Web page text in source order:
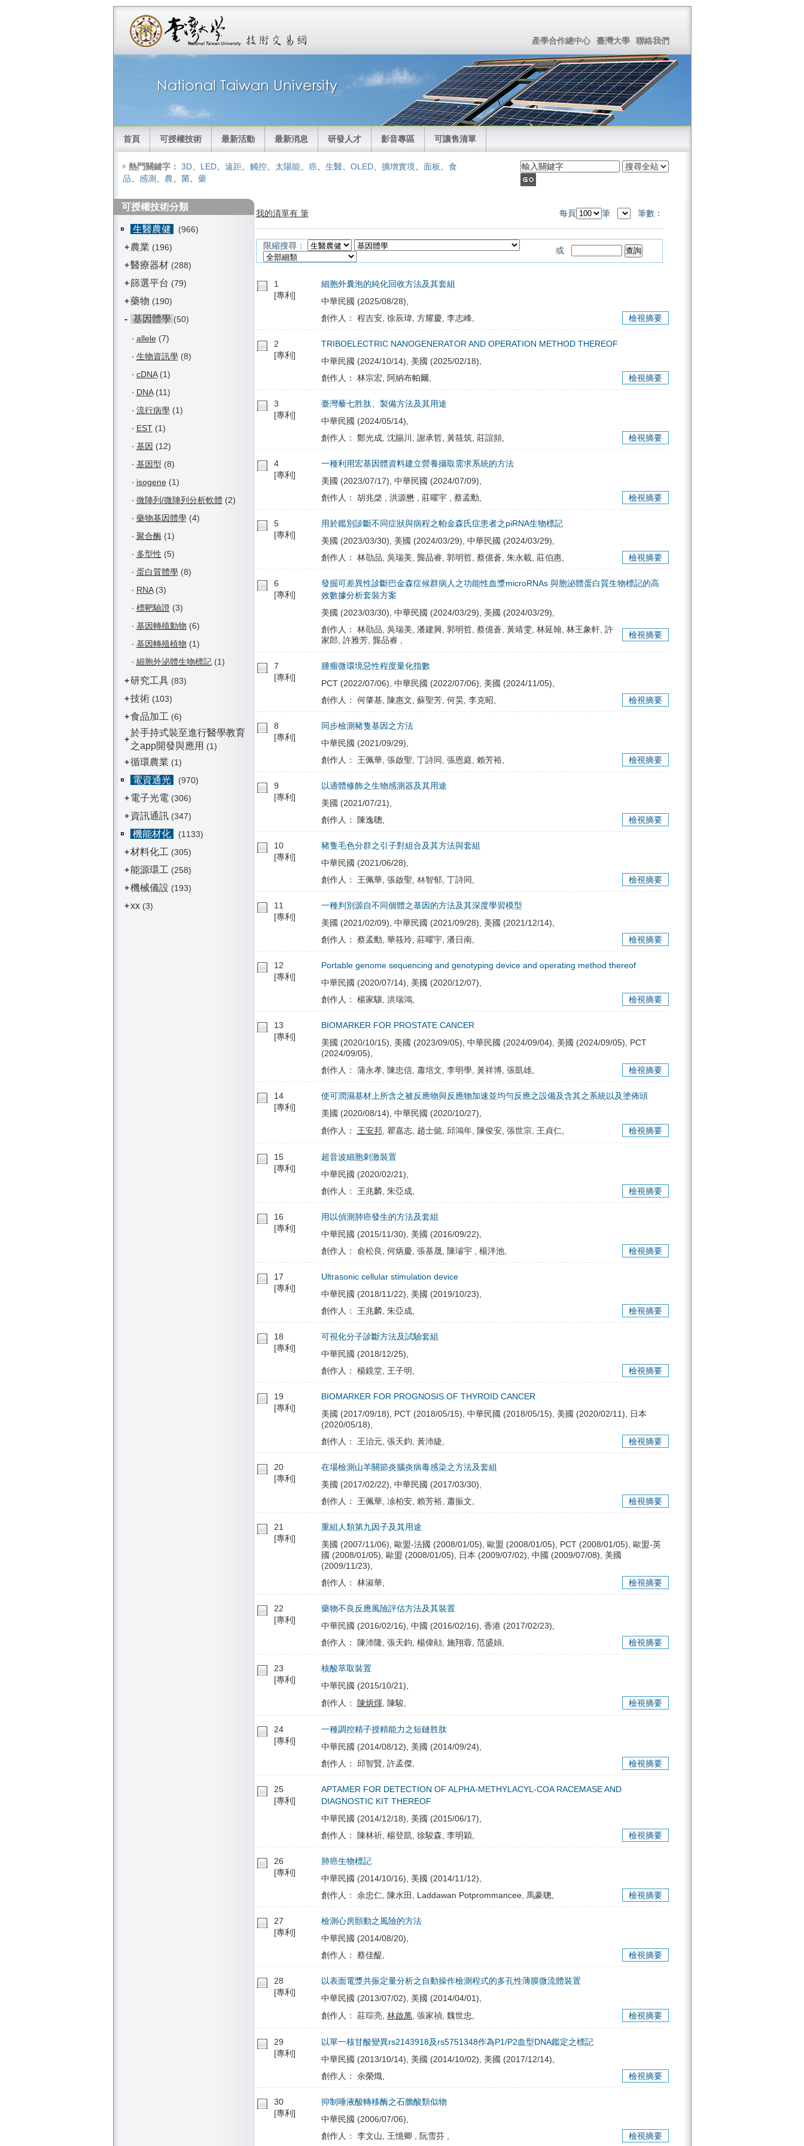
產學合作總中心 臺灣大學 聯絡我們
首頁 可授權技術 最新活動 最新消息 研發人才 影音專區 可讓售清單
熱門關鍵字： 3D、 LED、 遠距、 觸控、 太陽能、 癌、 生醫、 OLED、 擴增實境、 面板、 食
品、 感測 、 農、 菌、 藥
可授權技術分類
生醫農健
(966)
+ 農業 (196)
+醫療器材 (288)
+篩選平台 (79)
+藥物 (190)
- 基因體學 (50)
‧ allele(7)
‧ 生物資訊學(8)
‧ cDNA(1)
‧ DNA(11)
‧ 流行病學(1)
‧ EST(1)
‧ 基因 (12)
‧ 基因型 (8)
‧ isogene(1)
‧ 微陣列/微陣列分析軟體 (2)
‧ 藥物基因體學(4)
‧ 聚合酶(1)
‧ 多型性 (5)
‧ 蛋白質體學(8)
‧ RNA(3)
‧ 標靶驗證(3)
‧ 基因轉殖動物 (6)
‧ 基因轉殖植物 (1)
‧ 細胞外泌體生物標記(1)
+研究工具(83)
+技術(103)
+食品加工 (6)
+
於手持式裝至進行醫學教育
之app開發與應用 (1)
+循環農業 (1)
電資通光
(970)
+ 電子光電 (306)
+ 資訊通訊(347)
機能材化
(1133)
+材料化工 (305)
+能源環工 (258)
+機械儀設 (193)
+xx(3)
我的清單有 筆 每頁 筆 筆數：
限縮搜尋： 或
1
[專利]
細胞外囊泡的純化回收方法及其套組
中華民國 (2025/08/28),
創作人： 程吉安, 徐辰瑋, 方耀慶, 李志峰,
檢視摘要
2
[專利]
TRIBOELECTRIC NANOGENERATOR AND OPERATION METHOD THEREOF
中華民國 (2024/10/14), 美國 (2025/02/18),
創作人： 林宗宏, 阿納布帕爾,
檢視摘要
3
[專利]
臺灣藜七胜肽、製備方法及其用途
中華民國 (2024/05/14),
創作人： 鄭光成, 沈賜川, 謝承哲, 黃筱筑, 莊誼頻,
檢視摘要
4
[專利]
一種利用宏基因體資料建立營養攝取需求系統的方法
美國 (2023/07/17), 中華民國 (2024/07/09),
創作人： 胡兆棨 , 洪源懋 , 莊曜宇 , 蔡孟勳,
檢視摘要
5
[專利]
用於鑑別診斷不同症狀與病程之帕金森氏症患者之piRNA生物標記
美國 (2023/03/30), 美國 (2024/03/29), 中華民國 (2024/03/29),
創作人： 林劭品, 吳瑞美, 龔品睿, 郭明哲, 蔡億蒼, 朱永載, 莊伯惠,
檢視摘要
6
[專利]
發掘可差異性診斷巴金森症候群病人之功能性血漿microRNAs 與胞泌體蛋白質生物標記的高
效數據分析套裝方案
美國 (2023/03/30), 中華民國 (2024/03/29), 美國 (2024/03/29),
創作人： 林劭品, 吳瑞美, 潘建興, 郭明哲, 蔡億蒼, 黃靖雯, 林延翰, 林王象軒, 許
家郎, 許雅芳, 龔品睿 ,
檢視摘要
7
[專利]
腫瘤微環境惡性程度量化指數
PCT (2022/07/06), 中華民國 (2022/07/06), 美國 (2024/11/05),
創作人： 何肇基, 陳惠文, 蘇聖芳, 何昊, 李克昭,
檢視摘要
8
[專利]
同步檢測豬隻基因之方法
中華民國 (2021/09/29),
創作人： 王佩華, 張啟聖, 丁詩同, 張恩庭, 賴芳裕,
檢視摘要
9
[專利]
以適體修飾之生物感測器及其用途
美國 (2021/07/21),
創作人： 陳逸聰,
檢視摘要
10
[專利]
豬隻毛色分群之引子對組合及其方法與套組
中華民國 (2021/06/28),
創作人： 王佩華, 張啟聖, 林智郁, 丁詩同,
檢視摘要
11
[專利]
一種判別源自不同個體之基因的方法及其深度學習模型
美國 (2021/02/09), 中華民國 (2021/09/28), 美國 (2021/12/14),
創作人： 蔡孟勳, 華筱玲, 莊曜宇, 潘日南,
檢視摘要
12
[專利]
Portable genome sequencing and genotyping device and operating method thereof
中華民國 (2020/07/14), 美國 (2020/12/07),
創作人： 楊家驤, 洪瑞鴻,
檢視摘要
13
[專利]
BIOMARKER FOR PROSTATE CANCER
美國 (2020/10/15), 美國 (2023/09/05), 中華民國 (2024/09/04), 美國 (2024/09/05), PCT
(2024/09/05),
創作人： 蒲永孝, 陳忠信, 蕭培文, 李明學, 黃祥博, 張凱雄,
檢視摘要
14
[專利]
使可潤濕基材上所含之被反應物與反應物加速並均勻反應之設備及含其之系統以及塗佈頭
美國 (2020/08/14), 中華民國 (2020/10/27),
創作人： 王安邦, 瞿嘉志, 趙士懿, 邱鴻年, 陳俊安, 張世宗, 王貞仁, 檢視摘要
15
[專利]
超音波細胞刺激裝置
中華民國 (2020/02/21),
創作人： 王兆麟, 朱亞成,
檢視摘要
16
[專利]
用以偵測肺癌發生的方法及套組
中華民國 (2015/11/30), 美國 (2016/09/22),
創作人： 俞松良, 何炳慶, 張基晟, 陳璿宇 , 楊泮池,
檢視摘要
17
[專利]
Ultrasonic cellular stimulation device
中華民國 (2018/11/22), 美國 (2019/10/23),
創作人： 王兆麟, 朱亞成,
檢視摘要
18
[專利]
可視化分子診斷方法及試驗套組
中華民國 (2018/12/25),
創作人： 楊鏡堂, 王子明,
檢視摘要
19
[專利]
BIOMARKER FOR PROGNOSIS OF THYROID CANCER
美國 (2017/09/18), PCT (2018/05/15), 中華民國 (2018/05/15), 美國 (2020/02/11), 日本
(2020/05/18),
創作人： 王治元, 張天鈞, 黃沛緁,
檢視摘要
20
[專利]
在場檢測山羊關節炎腦炎病毒感染之方法及套組
美國 (2017/02/22), 中華民國 (2017/03/30),
創作人： 王佩華, 凃柏安, 賴芳裕, 蕭振文,
檢視摘要
21
[專利]
重組人類第九因子及其用途
美國 (2007/11/06), 歐盟-法國 (2008/01/05), 歐盟 (2008/01/05), PCT (2008/01/05), 歐盟-英
國 (2008/01/05), 歐盟 (2008/01/05), 日本 (2009/07/02), 中國 (2009/07/08), 美國
(2009/11/23),
創作人： 林淑華,
檢視摘要
22
[專利]
藥物不良反應風險評估方法及其裝置
中華民國 (2016/02/16), 中國 (2016/02/16), 香港 (2017/02/23),
創作人： 陳沛隆, 張天鈞, 楊偉勛, 施翔蓉, 范盛娟,
檢視摘要
23
[專利]
核酸萃取裝置
中華民國 (2015/10/21),
創作人：
陳炳煇 , 陳駿, 檢視摘要
24
[專利]
一種調控精子授精能力之短鏈胜肽
中華民國 (2014/08/12), 美國 (2014/09/24),
創作人： 邱智賢, 許孟傑,
檢視摘要
25
[專利]
APTAMER FOR DETECTION OF ALPHA-METHYLACYL-COA RACEMASE AND
DIAGNOSTIC KIT THEREOF
中華民國 (2014/12/18), 美國 (2015/06/17),
創作人： 陳林祈, 楊登凱, 徐駿森, 李明穎,
檢視摘要
26
[專利]
肺癌生物標記
中華民國 (2014/10/16), 美國 (2014/11/12),
創作人： 余忠仁, 陳水田, Laddawan Potprommancee, 馬豪聰,
檢視摘要
27
[專利]
檢測心房顫動之風險的方法
中華民國 (2014/08/20),
創作人： 蔡佳醍,
檢視摘要
28
[專利]
以表面電漿共振定量分析之自動操作檢測程式的多孔性薄膜微流體裝置
中華民國 (2013/07/02), 美國 (2014/04/01),
創作人： 莊琮亮, 林啟萬, 張家禎, 魏世忠, 檢視摘要
29
[專利]
以單一核甘酸變異rs2143918及rs5751348作為P1/P2血型DNA鑑定之標記
中華民國 (2013/10/14), 美國 (2014/10/02), 美國 (2017/12/14),
創作人： 余榮熾,
檢視摘要
30
[專利]
抑制唾液酸轉移酶之石膽酸類似物
中華民國 (2006/07/06),
創作人： 李文山, 王憶卿 , 阮雪芬 ,
檢視摘要